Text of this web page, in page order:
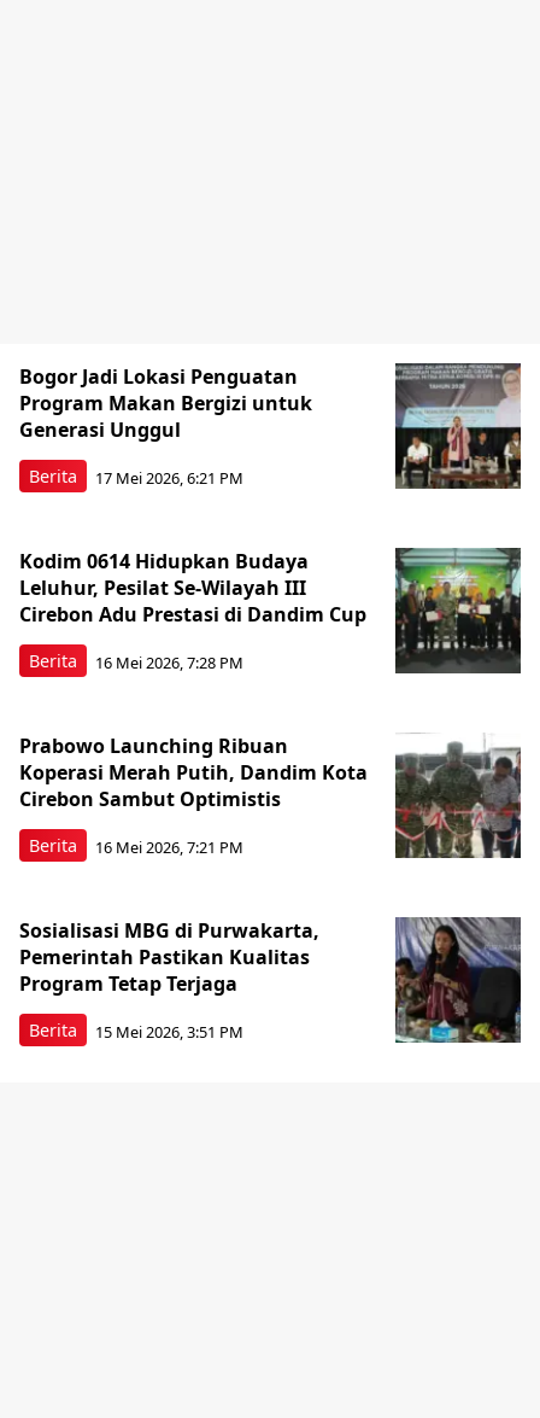
Berita
Bogor Jadi Lokasi Penguatan
Program Makan Bergizi untuk
Generasi Unggul
17 Mei 2026, 6:21 PM
Berita
Kodim 0614 Hidupkan Budaya
Leluhur, Pesilat Se-Wilayah III
Cirebon Adu Prestasi di Dandim Cup
16 Mei 2026, 7:28 PM
Berita
Prabowo Launching Ribuan
Koperasi Merah Putih, Dandim Kota
Cirebon Sambut Optimistis
16 Mei 2026, 7:21 PM
Berita
Sosialisasi MBG di Purwakarta,
Pemerintah Pastikan Kualitas
Program Tetap Terjaga
15 Mei 2026, 3:51 PM